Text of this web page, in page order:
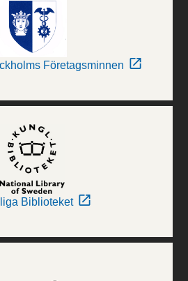
Företagsminnen
Biblioteket